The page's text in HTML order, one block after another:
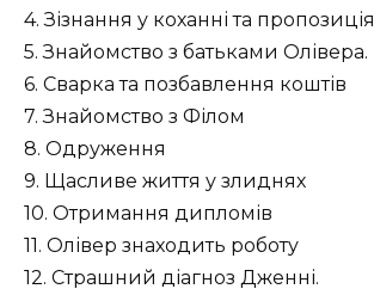
4. Зізнання у коханні та пропозиція
5. Знайомство з батьками Олівера.
6. Сварка та позбавлення коштів
7. Знайомство з Філом
8. Одруження
9. Щасливе життя у злиднях
10. Отримання дипломів
11. Олівер знаходить роботу
12. Страшний діагноз Дженні.